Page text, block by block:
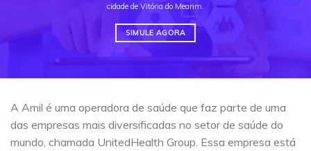
cidade de Vitória do Mearim.
SIMULE AGORA
A Amil é uma operadora de saúde que faz parte de uma
das empresas mais diversificadas no setor de saúde do
mundo, chamada UnitedHealth Group. Essa empresa está